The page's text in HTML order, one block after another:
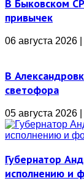
В Быковском
привычек
06 августа 2026
В
светофора
05 августа 2026
Губернатор
исполнению и